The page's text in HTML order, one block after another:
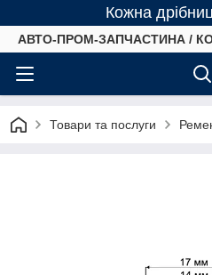
Кожна
АВТО-ПРОМ-ЗАПЧАСТИНА /
Товари та послуги